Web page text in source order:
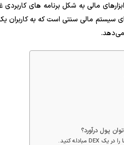
سیستم مالی سنتی است که به کاربران
می‌دهد.